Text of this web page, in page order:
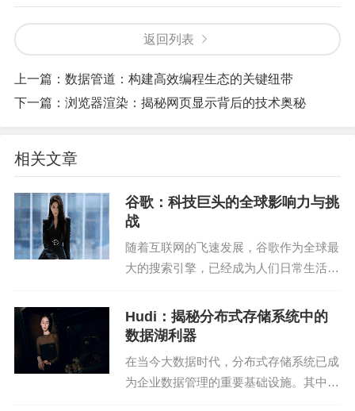
1. 代码生成
程语言的代码补全功能。例如，当用户输入部分代
码时，GAN可以根据上下文信息自动生成剩余的代
码。
（2）代码生成：GAN可以生成具有特定功能的代
码。例如，根据用户的需求，生成一个用于处理特
2. 模板匹配
在编程过程中，模板匹配是一种常见的操作。GAN
可以用于提高模板匹配的准确性和效率。具体应用
返回列表
上一篇： 数据管道：构建高效编程生态的关键纽带
下一篇： 浏览器渲染：揭秘网页显示背后的技术奥秘
相关文章
谷歌：科技巨头的全球影响力与挑
战
随着互联网的飞速发展，谷歌作为全球最
大的搜索引擎，已经成为人们日常生活中
闻到广告，谷歌几乎涵盖了人们日常生活
中的各个方面。然而，谷歌在全球范围内
Hudi：揭秘分布式存储系统中的
数据湖利器
在当今大数据时代，分布式存储系统已成
为企业数据管理的重要基础设施。其中，